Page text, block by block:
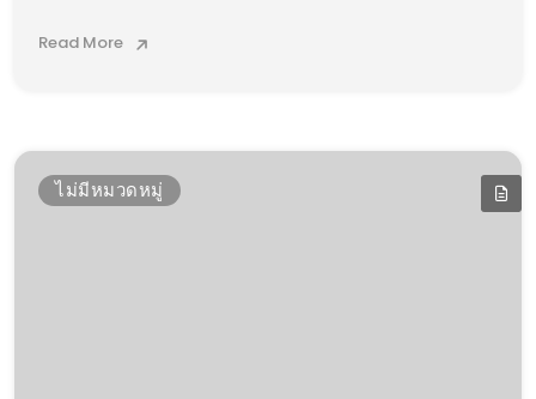
Read More
ไม่มีหมวดหมู่